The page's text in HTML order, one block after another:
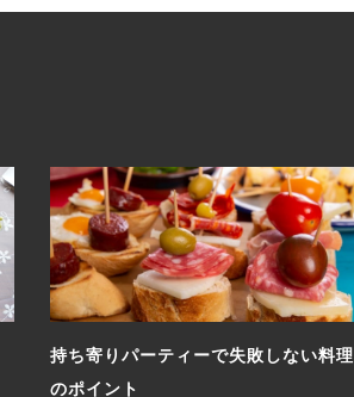
持ち寄りパーティーで失敗しない料理
のポイント